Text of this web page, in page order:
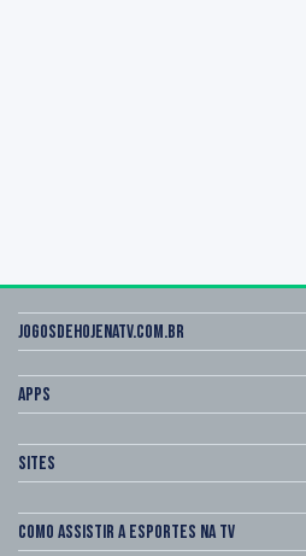
Jogosdehojenatv.com.br
Apps
Sites
Como assistir a esportes na TV